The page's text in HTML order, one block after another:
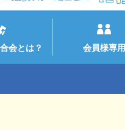
会とは？ 会員様専用